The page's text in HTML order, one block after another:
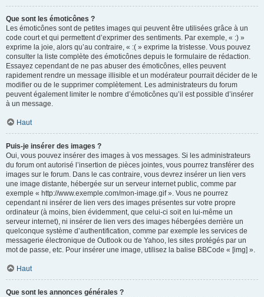
Que sont les émoticônes ?
Les émoticônes sont de petites images qui peuvent être utilisées grâce à un
code court et qui permettent d’exprimer des sentiments. Par exemple, « :) »
exprime la joie, alors qu’au contraire, « :( » exprime la tristesse. Vous pouvez
consulter la liste complète des émoticônes depuis le formulaire de rédaction.
Essayez cependant de ne pas abuser des émoticônes, elles peuvent
rapidement rendre un message illisible et un modérateur pourrait décider de le
modifier ou de le supprimer complètement. Les administrateurs du forum
peuvent également limiter le nombre d’émoticônes qu’il est possible d’insérer
à un message.
Haut
Puis-je insérer des images ?
Oui, vous pouvez insérer des images à vos messages. Si les administrateurs
du forum ont autorisé l’insertion de pièces jointes, vous pourrez transférer des
images sur le forum. Dans le cas contraire, vous devrez insérer un lien vers
une image distante, hébergée sur un serveur internet public, comme par
exemple « http://www.exemple.com/mon-image.gif ». Vous ne pourrez
cependant ni insérer de lien vers des images présentes sur votre propre
ordinateur (à moins, bien évidemment, que celui-ci soit en lui-même un
serveur internet), ni insérer de lien vers des images hébergées derrière un
quelconque système d’authentification, comme par exemple les services de
messagerie électronique de Outlook ou de Yahoo, les sites protégés par un
mot de passe, etc. Pour insérer une image, utilisez la balise BBCode « [img] ».
Haut
Que sont les annonces générales ?